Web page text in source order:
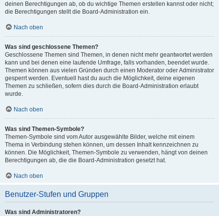
deinen Berechtigungen ab, ob du wichtige Themen erstellen kannst oder nicht;
die Berechtigungen stellt die Board-Administration ein.
Nach oben
Was sind geschlossene Themen?
Geschlossene Themen sind Themen, in denen nicht mehr geantwortet werden
kann und bei denen eine laufende Umfrage, falls vorhanden, beendet wurde.
Themen können aus vielen Gründen durch einen Moderator oder Administrator
gesperrt werden. Eventuell hast du auch die Möglichkeit, deine eigenen
Themen zu schließen, sofern dies durch die Board-Administration erlaubt
wurde.
Nach oben
Was sind Themen-Symbole?
Themen-Symbole sind vom Autor ausgewählte Bilder, welche mit einem
Thema in Verbindung stehen können, um dessen Inhalt kennzeichnen zu
können. Die Möglichkeit, Themen-Symbole zu verwenden, hängt von deinen
Berechtigungen ab, die die Board-Administration gesetzt hat.
Nach oben
Benutzer-Stufen und Gruppen
Was sind Administratoren?